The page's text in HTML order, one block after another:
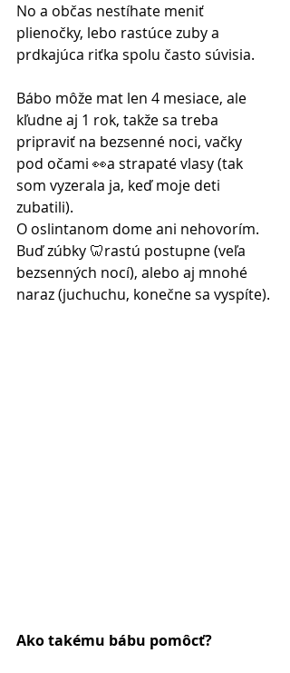
No a občas nestíhate meniť
plienočky, lebo rastúce zuby a
prdkajúca riťka spolu často súvisia.
Bábo môže mat len 4 mesiace, ale
kľudne aj 1 rok, takže sa treba
pripraviť na bezsenné noci, vačky
pod očami 👀a strapaté vlasy (tak
som vyzerala ja, keď moje deti
zubatili).
O oslintanom dome ani nehovorím.
Buď zúbky 🦷rastú postupne (veľa
bezsenných nocí), alebo aj mnohé
naraz (juchuchu, konečne sa vyspíte).
Ako takému bábu pomôcť?